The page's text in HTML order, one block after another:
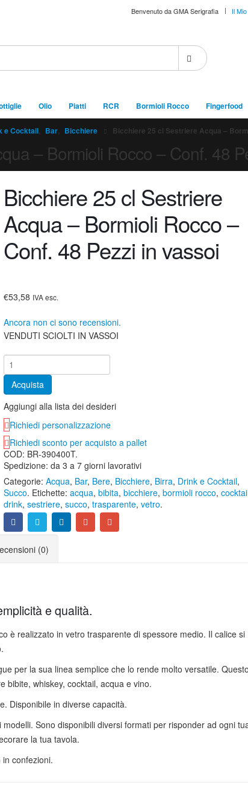
Benvenuto da GMA Serigrafia | Il
Olio Piatti RCR Bormioli Rocco Fingerfood
e Cocktail, Bar, Bicchiere Bicchiere 25 cl Sestriere Acqua –
– Bormioli Rocco – Conf. 48
Bicchiere 25 cl Sestriere
Acqua – Bormioli Rocco –
Conf. 48 Pezzi in vassoi
€53,58 IVA esc.
Ancora non ci sono recensioni.
VENDUTI SCIOLTI IN VASSOI
Acquista
Aggiungi alla lista dei desideri
Richiedi personalizzazione
Richiedi sconto per acquisto a pallet
COD: BR-390400T.
Spedizione: da 3 a 7 giorni lavorativi
Categorie: Acqua, Bar, Bere, Bicchiere, Birra, Drink e Cocktail,
Succo. Etichette: acqua, bibita, bicchiere, bormioli rocco,
drink, sestriere, succo, trasparente, vetro.
(0)
e qualità.
è realizzato in vetro trasparente di spessore medio. Il calice si
per la sua linea semplice che lo rende molto versatile.
bibite, whiskey, cocktail, acqua e vino.
Disponibile in diverse capacità.
Sono disponibili diversi formati per risponder ad ogni
la tua tavola.
confezioni.